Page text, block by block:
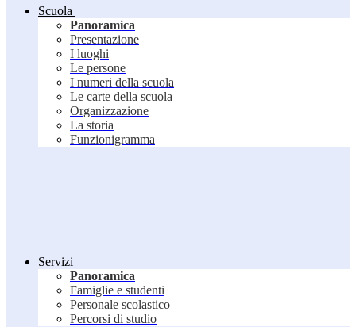
Scuola
Panoramica
Presentazione
I luoghi
Le persone
I numeri della scuola
Le carte della scuola
Organizzazione
La storia
Funzionigramma
Servizi
Panoramica
Famiglie e studenti
Personale scolastico
Percorsi di studio